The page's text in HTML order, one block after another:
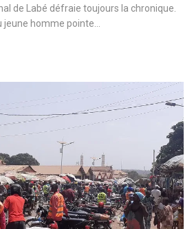
de Labé défraie toujours la chronique.
jeune homme pointe…